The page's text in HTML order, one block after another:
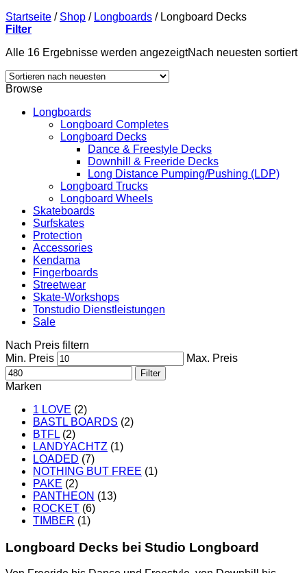
Startseite / Shop / Longboards /Longboard Decks
Filter
Alle 16 Ergebnisse werden angezeigtNach neuesten sortiert
Browse
Longboards
Longboard Completes
Longboard Decks
Dance & Freestyle Decks
Downhill & Freeride Decks
Long Distance Pumping/Pushing (LDP)
Longboard Trucks
Longboard Wheels
Skateboards
Surfskates
Protection
Accessories
Kendama
Fingerboards
Streetwear
Skate-Workshops
Tonstudio Dienstleistungen
Sale
Nach Preis filtern
Min. Preis
Max. Preis
Filter
Marken
1 LOVE (2)
BASTL BOARDS (2)
BTFL (2)
LANDYACHTZ (1)
LOADED (7)
NOTHING BUT FREE (1)
PAKE (2)
PANTHEON (13)
ROCKET (6)
TIMBER (1)
Longboard Decks bei Studio Longboard